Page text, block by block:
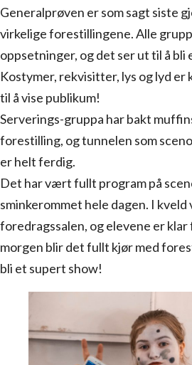
Generalprøven er som sagt siste
virkelige forestillingene. Alle
oppsetninger, og det ser ut til å
Kostymer, rekvisitter, lys og lyd er
til å vise publikum!
Serverings-gruppa har bakt
forestilling, og tunnelen som
er helt ferdig.
Det har vært fullt program på
sminkerommet hele dagen. I kveld
foredragssalen, og elevene er klar
morgen blir det fullt kjør med
bli et supert show!